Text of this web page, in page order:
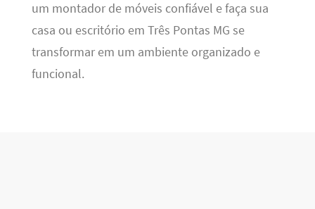
um montador de móveis confiável e faça sua
casa ou escritório em Três Pontas MG se
transformar em um ambiente organizado e
funcional.